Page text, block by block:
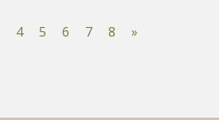
4 5 6 7 8 »